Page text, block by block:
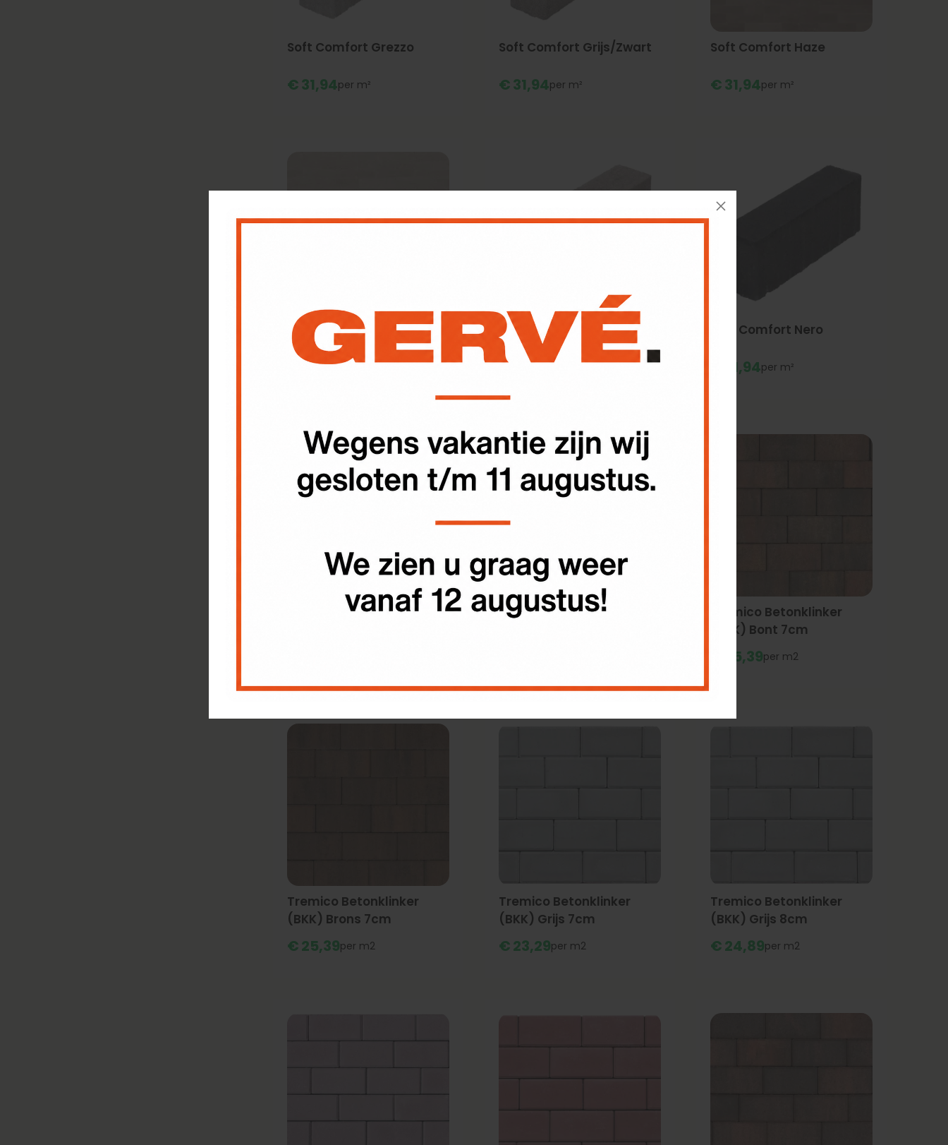
Soft Comfort Grezzo
€31,94 m²
Soft Comfort Grijs/Zwart
€31,94 m²
Soft Comfort Haze
€31,94 m²
Soft Comfort Honey
31,94 m²
Soft Comfort Ivory
€ 31,94 m²
Soft Comfort Nero
31,94 m²
Tremico Betonklinker
Tremico Betonklinker
Tremico Betonklinker
(BKK) Bont 7cm
25,39 m2
Tremico Betonklinker
(BKK) Brons 7cm
€25,39 m2
Tremico Betonklinker
(BKK) Grijs 7cm
€23,29 m2
Tremico Betonklinker
(BKK) Grijs 8cm
€24,89 m2